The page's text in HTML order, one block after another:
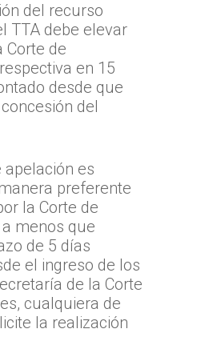
del recurso
TTA debe elevar
Corte de
en 15
desde que
del
apelación es
preferente
la Corte de
menos que
de 5 días
el ingreso de los
de la Corte
cualquiera de
la realización